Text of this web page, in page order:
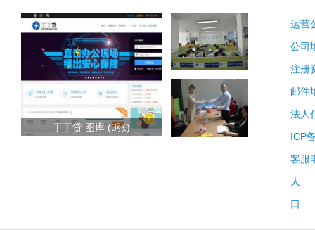
丁丁贷 图库 (3张)
运营
公司
注册
邮件
法人
ICP
客服
人
口